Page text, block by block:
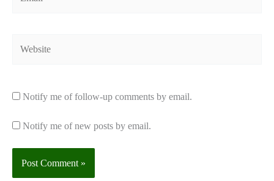
Notify me of follow-up comments by email.
Notify me of new posts by email.